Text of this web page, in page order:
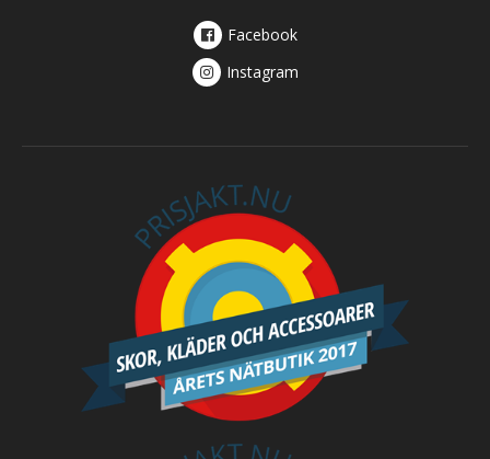
Facebook
Instagram